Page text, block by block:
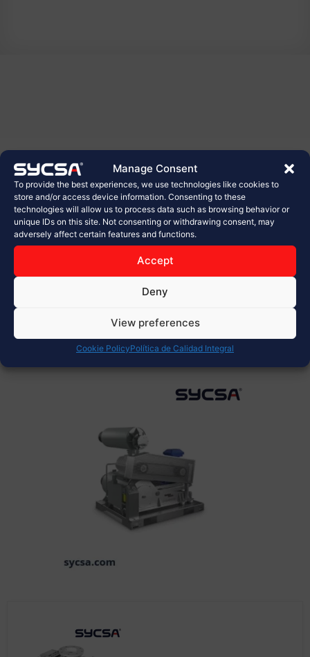
Manage Consent
To provide the best experiences, we use technologies like cookies to
store and/or access device information. Consenting to these
technologies will allow us to process data such as browsing behavior or
unique IDs on this site. Not consenting or withdrawing consent, may
adversely affect certain features and functions.
Accept
Deny
View preferences
Cookie PolicyPolítica de Calidad Integral